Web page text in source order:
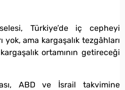
Türkiye’de iç cepheyi
yok, ama kargaşalık tezgâhları
ortamının getireceği
ABD ve İsrail takvimine